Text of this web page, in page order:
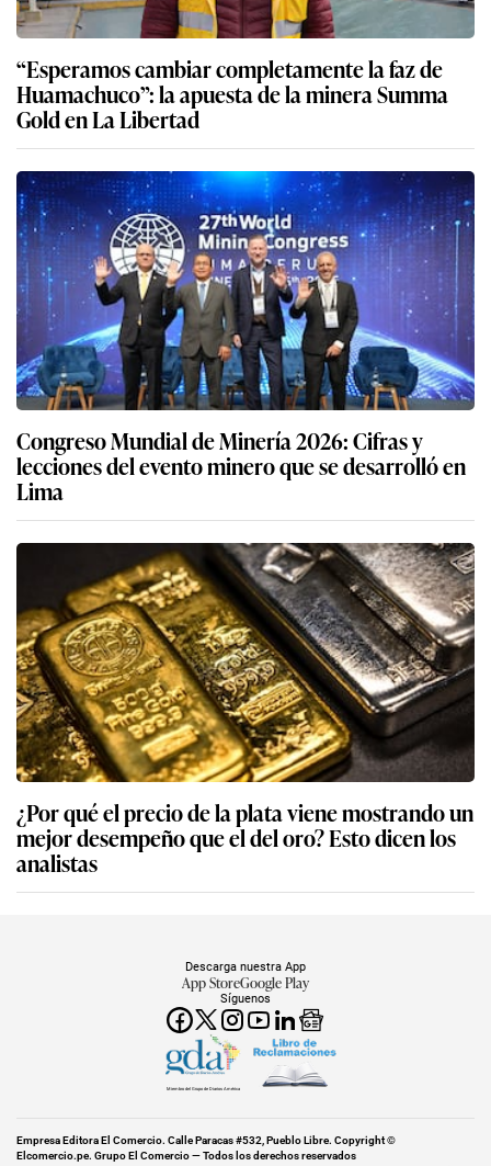
“Esperamos cambiar completamente la faz de
Huamachuco”: la apuesta de la minera Summa
Gold en La Libertad
Congreso Mundial de Minería 2026: Cifras y
lecciones del evento minero que se desarrolló en
Lima
¿Por qué el precio de la plata viene mostrando un
mejor desempeño que el del oro? Esto dicen los
analistas
Síguenos
Descarga nuestra App
App StoreGoogle Play
Miembro del Grupo de Diarios América
Empresa Editora El Comercio. Calle Paracas #532, Pueblo Libre. Copyright ©
Elcomercio.pe. Grupo El Comercio — Todos los derechos reservados